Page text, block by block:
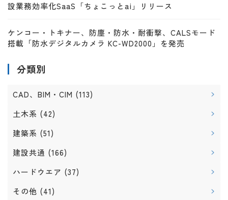
設業務効率化SaaS「ちょこっとai」リリース
ケンコー・トキナー、防塵・防水・耐衝撃、CALSモード
搭載「防水デジタルカメラ KC-WD2000」を発売
分類別
CAD、BIM・CIM (113)
土木系 (42)
建築系 (51)
建設共通 (166)
ハードウエア (37)
その他 (41)